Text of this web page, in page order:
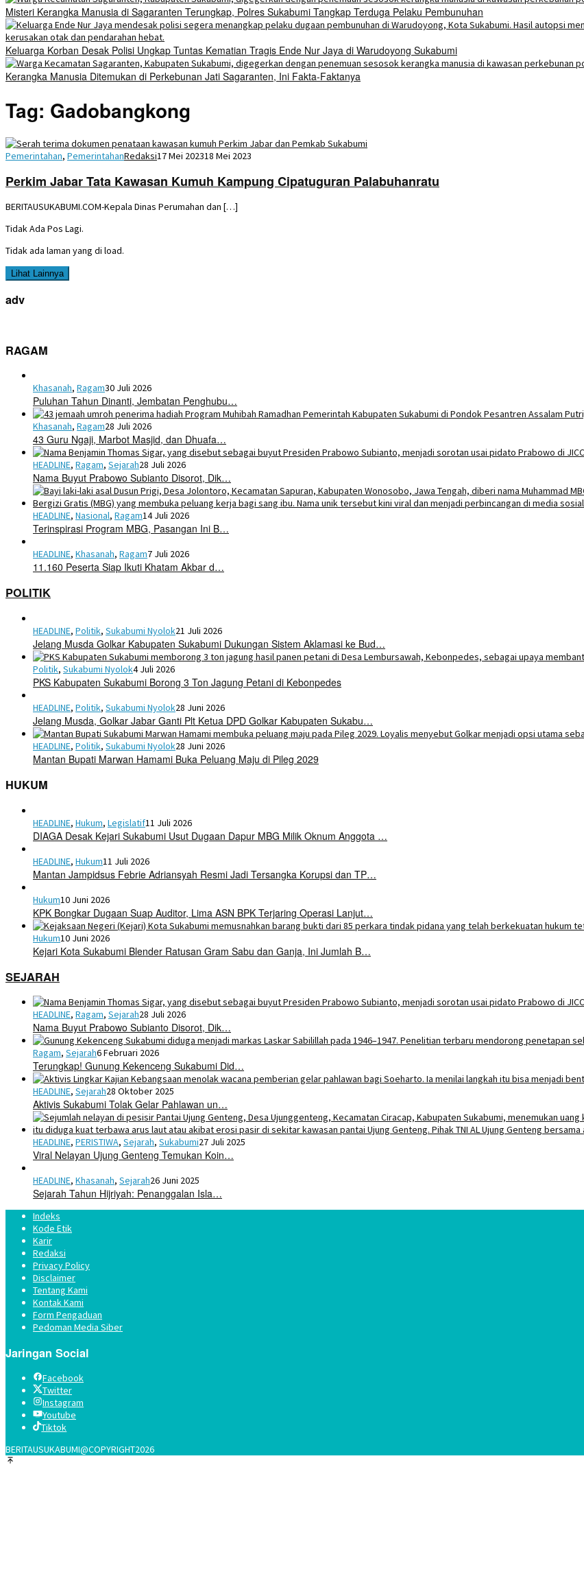
Misteri Kerangka Manusia di Sagaranten Terungkap, Polres Sukabumi Tangkap Terduga Pelaku Pembunuhan
Keluarga Korban Desak Polisi Ungkap Tuntas Kematian Tragis Ende Nur Jaya di Warudoyong Sukabumi
Kerangka Manusia Ditemukan di Perkebunan Jati Sagaranten, Ini Fakta-Faktanya
Tag: Gadobangkong
Pemerintahan, PemerintahanRedaksi17 Mei 202318 Mei 2023
Perkim Jabar Tata Kawasan Kumuh Kampung Cipatuguran Palabuhanratu
BERITAUSUKABUMI.COM-Kepala Dinas Perumahan dan […]
Tidak Ada Pos Lagi.
Tidak ada laman yang di load.
Lihat Lainnya
adv
RAGAM
Khasanah, Ragam30 Juli 2026
Puluhan Tahun Dinanti, Jembatan Penghubu…
Khasanah, Ragam28 Juli 2026
43 Guru Ngaji, Marbot Masjid, dan Dhuafa…
HEADLINE, Ragam, Sejarah28 Juli 2026
Nama Buyut Prabowo Subianto Disorot, Dik…
HEADLINE, Nasional, Ragam14 Juli 2026
Terinspirasi Program MBG, Pasangan Ini B…
HEADLINE, Khasanah, Ragam7 Juli 2026
11.160 Peserta Siap Ikuti Khatam Akbar d…
POLITIK
HEADLINE, Politik, Sukabumi Nyolok21 Juli 2026
Jelang Musda Golkar Kabupaten Sukabumi Dukungan Sistem Aklamasi ke Bud…
Politik, Sukabumi Nyolok4 Juli 2026
PKS Kabupaten Sukabumi Borong 3 Ton Jagung Petani di Kebonpedes
HEADLINE, Politik, Sukabumi Nyolok28 Juni 2026
Jelang Musda, Golkar Jabar Ganti Plt Ketua DPD Golkar Kabupaten Sukabu…
HEADLINE, Politik, Sukabumi Nyolok28 Juni 2026
Mantan Bupati Marwan Hamami Buka Peluang Maju di Pileg 2029
HUKUM
HEADLINE, Hukum, Legislatif11 Juli 2026
DIAGA Desak Kejari Sukabumi Usut Dugaan Dapur MBG Milik Oknum Anggota …
HEADLINE, Hukum11 Juli 2026
Mantan Jampidsus Febrie Adriansyah Resmi Jadi Tersangka Korupsi dan TP…
Hukum10 Juni 2026
KPK Bongkar Dugaan Suap Auditor, Lima ASN BPK Terjaring Operasi Lanjut…
Hukum10 Juni 2026
Kejari Kota Sukabumi Blender Ratusan Gram Sabu dan Ganja, Ini Jumlah B…
SEJARAH
HEADLINE, Ragam, Sejarah28 Juli 2026
Nama Buyut Prabowo Subianto Disorot, Dik…
Ragam, Sejarah6 Februari 2026
Terungkap! Gunung Kekenceng Sukabumi Did…
HEADLINE, Sejarah28 Oktober 2025
Aktivis Sukabumi Tolak Gelar Pahlawan un…
HEADLINE, PERISTIWA, Sejarah, Sukabumi27 Juli 2025
Viral Nelayan Ujung Genteng Temukan Koin…
HEADLINE, Khasanah, Sejarah26 Juni 2025
Sejarah Tahun Hijriyah: Penanggalan Isla…
Indeks
Kode Etik
Karir
Redaksi
Privacy Policy
Disclaimer
Tentang Kami
Kontak Kami
Form Pengaduan
Pedoman Media Siber
Jaringan Social
Facebook
Twitter
Instagram
Youtube
Tiktok
BERITAUSUKABUMI@COPYRIGHT2026